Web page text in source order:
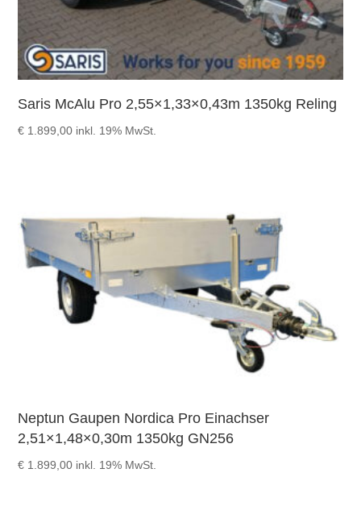
Saris McAlu Pro 2,55×1,33×0,43m 1350kg Reling
€ 1.899,00 inkl. 19% MwSt.
Neptun Gaupen Nordica Pro Einachser
2,51×1,48×0,30m 1350kg GN256
€ 1.899,00 inkl. 19% MwSt.